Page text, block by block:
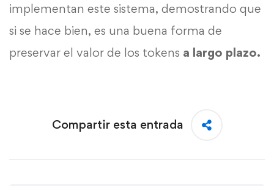
implementan este sistema, demostrando que
si se hace bien, es una buena forma de
preservar el valor de los tokens a largo plazo.
Compartir esta entrada